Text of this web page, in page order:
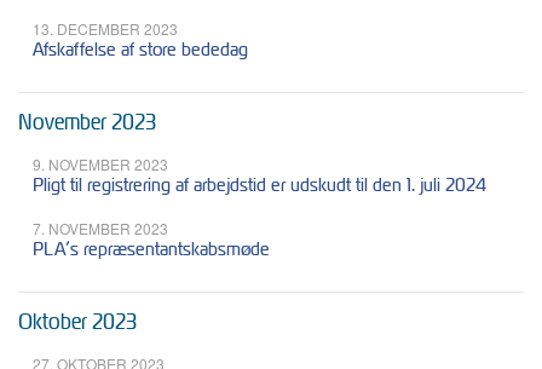
13. DECEMBER 2023
Afskaffelse af store bededag
November 2023
9. NOVEMBER 2023
Pligt til registrering af arbejdstid er udskudt til den 1. juli 2024
7. NOVEMBER 2023
PLA’s repræsentantskabsmøde
Oktober 2023
27. OKTOBER 2023